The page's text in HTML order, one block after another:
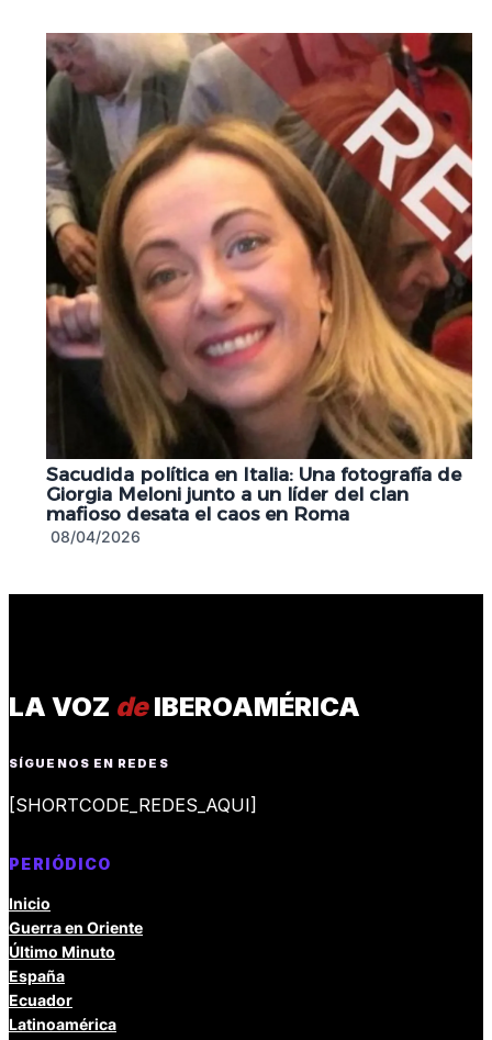
Sacudida política en Italia: Una fotografía de
Giorgia Meloni junto a un líder del clan
mafioso desata el caos en Roma
08/04/2026
LA VOZ deIBEROAMÉRICA
SÍGUENOS EN REDES
[SHORTCODE_REDES_AQUI]
PERIÓDICO
Inicio
Guerra en Oriente
Último Minuto
España
Ecuador
Latinoamérica